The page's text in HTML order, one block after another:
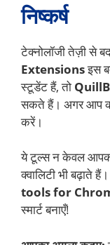
निष्कर्ष
टेक्नोलॉजी तेज़ी से
Extensionsइस
स्टूडेंट हैं, तो
सकते हैं। अगर आप
करें।
ये टूल्स न केवल
क्वालिटी भी बढ़ाते
tools for
स्मार्ट बनाएँ!